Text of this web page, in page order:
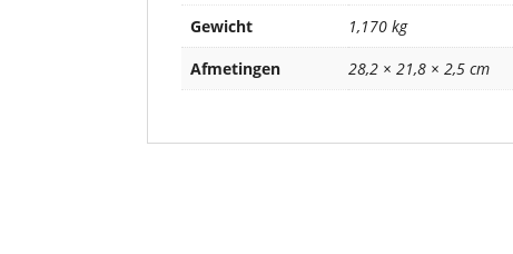
Gewicht
1,170 kg
Afmetingen
28,2 × 21,8 × 2,5 cm